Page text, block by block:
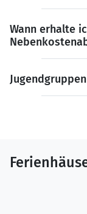
Wann erhalte